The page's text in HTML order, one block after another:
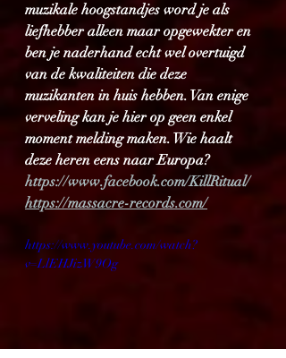
muzikale hoogstandjes word je als
liefhebber alleen maar opgewekter en
ben je naderhand echt wel overtuigd
van de kwaliteiten die deze
muzikanten in huis hebben. Van enige
verveling kan je hier op geen enkel
moment melding maken. Wie haalt
deze heren eens naar Europa?
https://www.facebook.com/KillRitual/
https://massacre-records.com/
https://www.youtube.com/watch?
v=LlEHJizW9Og